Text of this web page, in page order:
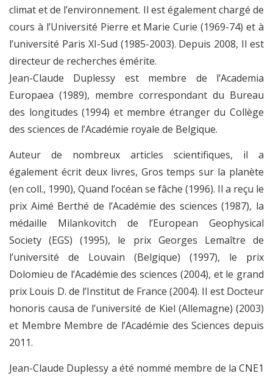
climat et de l’environnement. Il est également chargé de
cours à l’Université Pierre et Marie Curie (1969-74) et à
l’université Paris XI-Sud (1985-2003). Depuis 2008, Il est
directeur de recherches émérite.
Jean-Claude Duplessy est membre de l’Academia
Europaea (1989), membre correspondant du Bureau
des longitudes (1994) et membre étranger du Collège
des sciences de l’Académie royale de Belgique.
Auteur de nombreux articles scientifiques, il a
également écrit deux livres, Gros temps sur la planète
(en coll., 1990), Quand l’océan se fâche (1996). Il a reçu le
prix Aimé Berthé de l’Académie des sciences (1987), la
médaille Milankovitch de l’European Geophysical
Society (EGS) (1995), le prix Georges Lemaître de
l’université de Louvain (Belgique) (1997), le prix
Dolomieu de l’Académie des sciences (2004), et le grand
prix Louis D. de l’Institut de France (2004). Il est Docteur
honoris causa de l’université de Kiel (Allemagne) (2003)
et Membre Membre de l’Académie des Sciences depuis
2011.
Jean-Claude Duplessy a été nommé membre de la CNE1